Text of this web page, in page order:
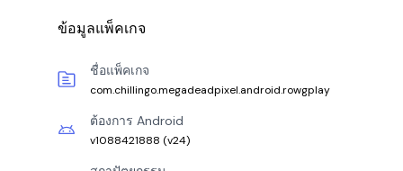
ข้อมูลแพ็คเกจ
ชื่อแพ็คเกจ
com.chillingo.megadeadpixel.android.rowgplay
ต้องการ Android
v1088421888 (v24)